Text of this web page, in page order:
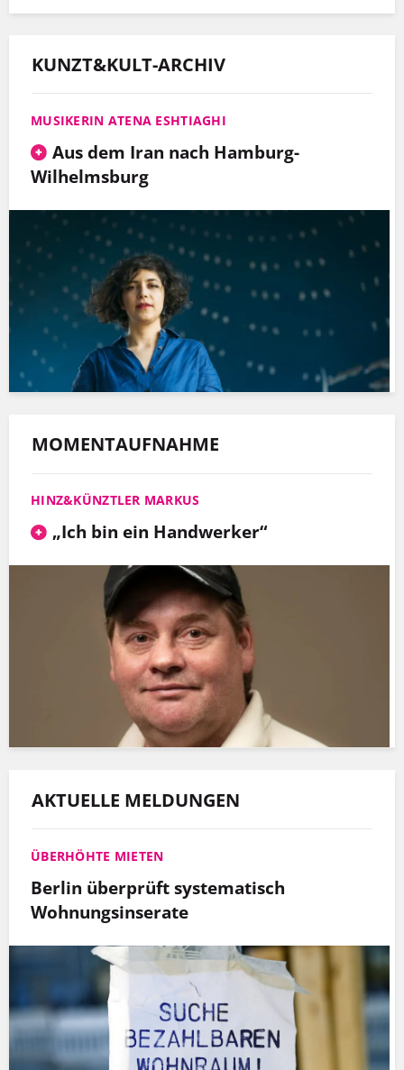
KUNZT&KULT-ARCHIV
MUSIKERIN ATENA ESHTIAGHI
Aus dem Iran nach Hamburg-
Wilhelmsburg
MOMENTAUFNAHME
HINZ&KÜNZTLER MARKUS
„Ich bin ein Handwerker“
AKTUELLE MELDUNGEN
ÜBERHÖHTE MIETEN
Berlin überprüft systematisch
Wohnungsinserate